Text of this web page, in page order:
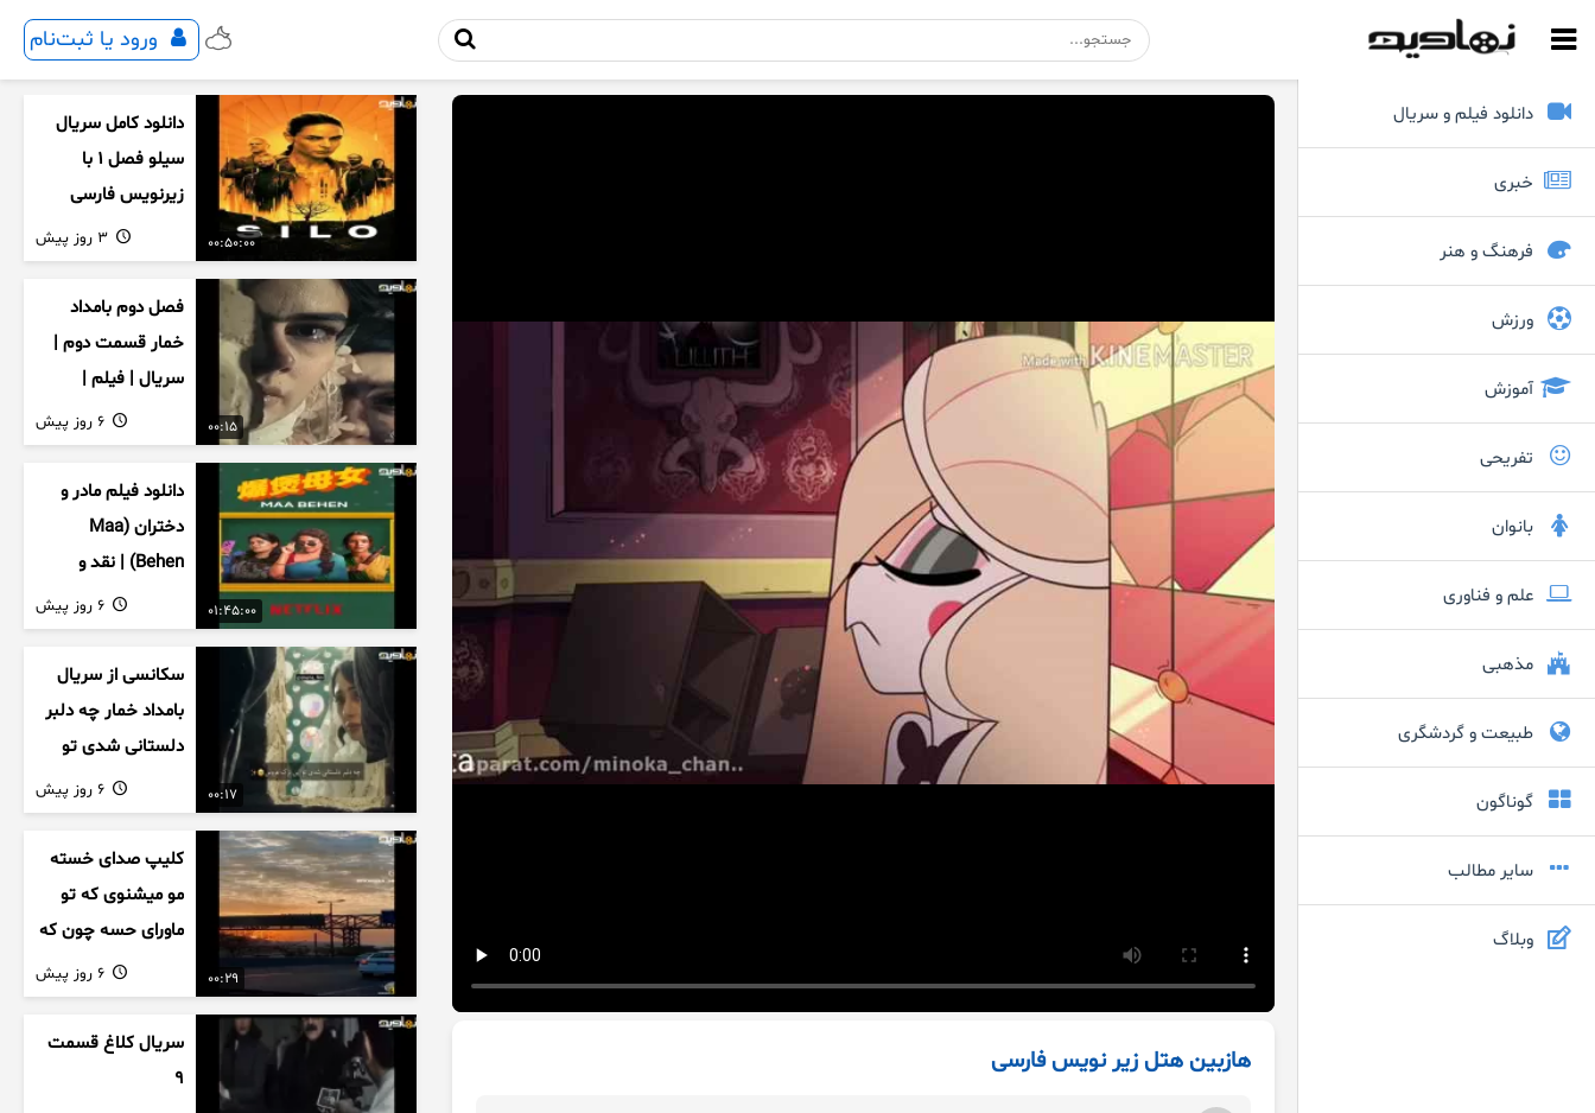
ورود یا ثبت‌نام
دانلود فیلم و سریال
خبری
فرهنگ و هنر
ورزش
آموزش
تفریحی
بانوان
علم و فناوری
مذهبی
طبیعت و گردشگری
گوناگون
سایر مطالب
وبلاگ
هازبین هتل زیر نویس فارسی
00:50:00
دانلود کامل سریال
سیلو فصل ۱ با
زیرنویس فارسی
00:15
فصل دوم بامداد
خمار قسمت دوم |
سریال | فیلم |
نمایش خانگی |
محبوبه | سینمایی
01:45:00
دانلود فیلم مادر و
دختران (Maa
Behen) | نقد و
بررسی درام خانوادگی
هندی
00:17
سکانسی از سریال
بامداد خمار چه دلبر
دلستانی شدی تو
این بزک عروس..
00:29
کلیپ صدای خسته
مو میشنوی که تو
ماورای حسه چون که
داریم می رسیم به
اخرای قصه
سریال کلاغ قسمت
9